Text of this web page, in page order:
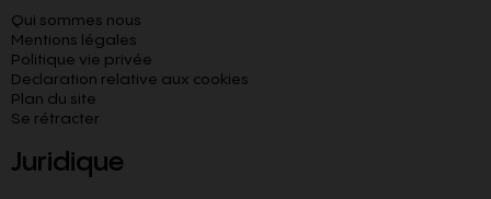
Qui sommes nous
Mentions légales
Politique vie privée
Declaration relative aux cookies​
Plan du site
Se rétracter
Juridique